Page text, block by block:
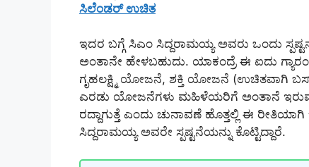
ಸಿಲೆಂಡರ್ ಉಚಿತ
ಇದರ ಬಗ್ಗೆ ಸಿಎಂ ಸಿದ್ದರಾಮಯ್ಯ ಅವರು ಒಂದು
ಅಂತಾನೇ ಹೇಳಬಹುದು. ಯಾಕಂದ್ರೆ ಈ ಐದು
ಗೃಹಲಕ್ಷ್ಮಿ ಯೋಜನೆ, ಶಕ್ತಿ ಯೋಜನೆ (ಉಚಿತವಾಗಿ
ಎರಡು ಯೋಜನೆಗಳು ಮಹಿಳೆಯರಿಗೆ ಅಂತಾನೆ
ರದ್ದಾಗುತ್ತೆ ಎಂದು ಚುನಾವಣೆ ಹೊತ್ತಲ್ಲಿ ಈ
ಸಿದ್ದರಾಮಯ್ಯ ಅವರೇ ಸ್ಪಷ್ಟನೆಯನ್ನು ಕೊಟ್ಟಿದ್ದಾರೆ.